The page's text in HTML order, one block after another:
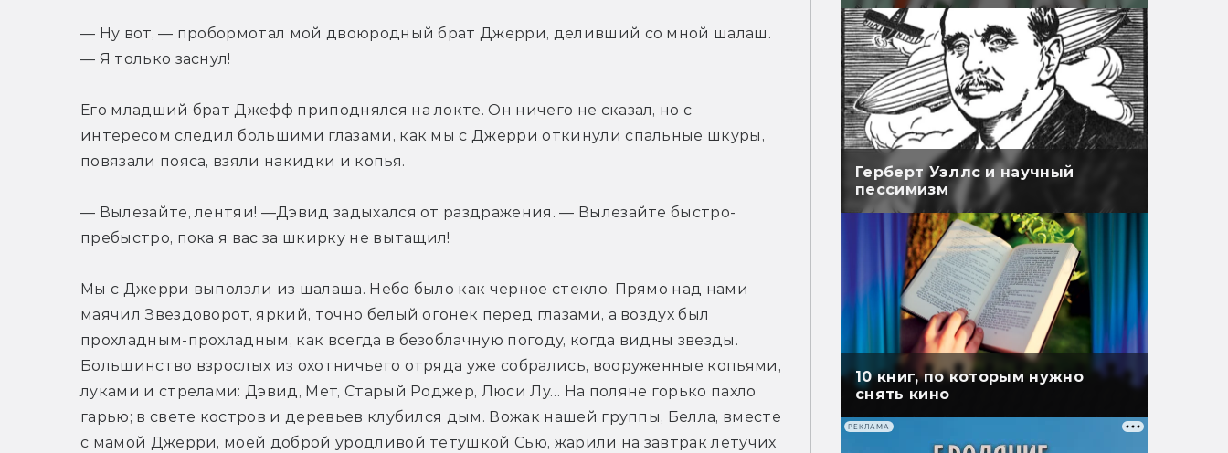
— Ну вот, — пробормотал мой двоюродный брат Джерри, деливший со мной шалаш.
— Я только заснул!
Его младший брат Джефф приподнялся на локте. Он ничего не сказал, но с
интересом следил большими глазами, как мы с Джерри откинули спальные шкуры,
повязали пояса, взяли накидки и копья.
— Вылезайте, лентяи! —Дэвид задыхался от раздражения. — Вылезайте быстро-
пребыстро, пока я вас за шкирку не вытащил!
Мы с Джерри выползли из шалаша. Небо было как черное стекло. Прямо над нами
маячил Звездоворот, яркий, точно белый огонек перед глазами, а воздух был
прохладным-прохладным, как всегда в безоблачную погоду, когда видны звезды.
Большинство взрослых из охотничьего отряда уже собрались, вооруженные копьями,
луками и стрелами: Дэвид, Мет, Старый Роджер, Люси Лу… На поляне горько пахло
гарью; в свете костров и деревьев клубился дым. Вожак нашей группы, Белла, вместе
с мамой Джерри, моей доброй уродливой тетушкой Сью, жарили на завтрак летучих
Герберт Уэллс и научный
пессимизм
10 книг, по которым нужно
снять кино
РЕКЛАМА